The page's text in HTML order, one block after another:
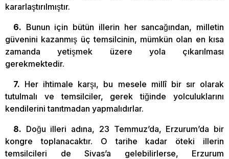
kararlaştırılmıştır.
6. Bunun için bütün illerin her sancağından, milletin
güvenini kazanmış üç temsilcinin, mümkün olan en kısa
zamanda yetişmek üzere yola çıkarılması
gerekmektedir.
7. Her ihtimale karşı, bu mesele millî bir sır olarak
tutulmalı ve temsilciler, gerek tiğinde yolculuklarını
kendilerini tanıtmadan yapmalıdırlar.
8. Doğu illeri adına, 23 Temmuz’da, Erzurum’da bir
kongre toplanacaktır. O tarihe kadar öteki illerin
temsilcileri de Sivas’a gelebilirlerse, Erzurum